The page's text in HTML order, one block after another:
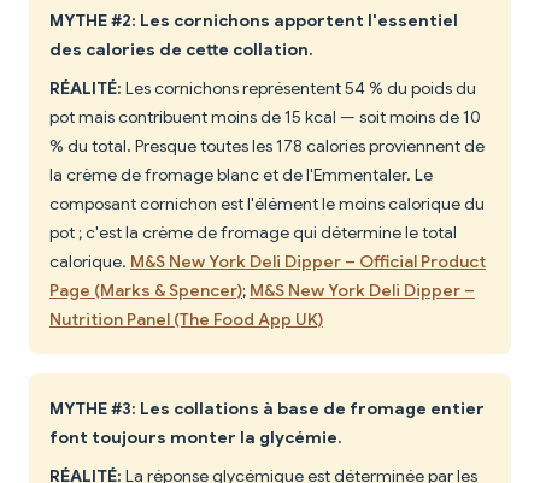
MYTHE #2: Les cornichons apportent l'essentiel
des calories de cette collation.
RÉALITÉ: Les cornichons représentent 54 % du poids du
pot mais contribuent moins de 15 kcal — soit moins de 10
% du total. Presque toutes les 178 calories proviennent de
la crème de fromage blanc et de l'Emmentaler. Le
composant cornichon est l'élément le moins calorique du
pot ; c'est la crème de fromage qui détermine le total
calorique. M&S New York Deli Dipper – Official Product
Page (Marks & Spencer); M&S New York Deli Dipper –
Nutrition Panel (The Food App UK)
MYTHE #3: Les collations à base de fromage entier
font toujours monter la glycémie.
RÉALITÉ: La réponse glycémique est déterminée par les